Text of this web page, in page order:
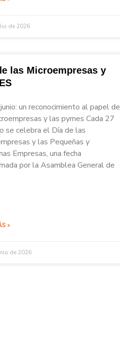
de 2026
las Microempresas y
un reconocimiento al papel de
y las pymes Cada 27
se celebra el Día de las
y las Pequeñas y
Empresas, una fecha
por la Asamblea General de
»
de 2026